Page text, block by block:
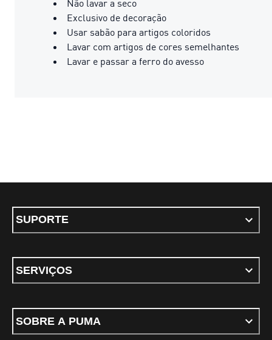
Não lavar a seco
Exclusivo de decoração
Usar sabão para artigos coloridos
Lavar com artigos de cores semelhantes
Lavar e passar a ferro do avesso
SUPORTE
SERVIÇOS
SOBRE A PUMA